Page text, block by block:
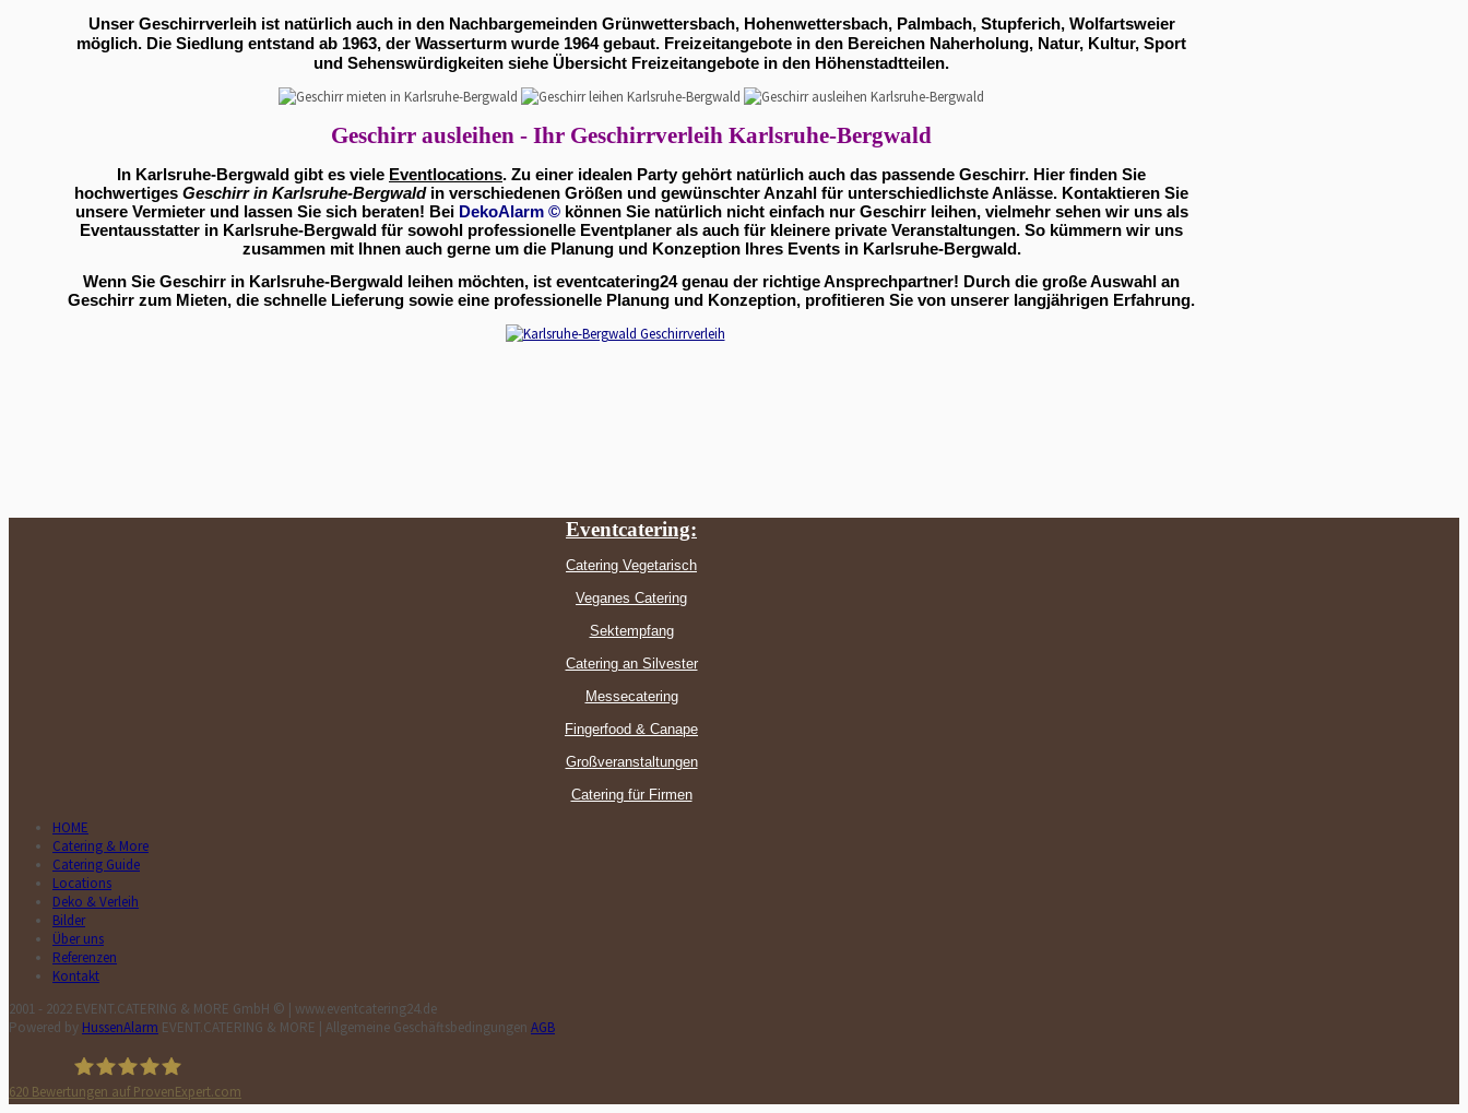
Unser Geschirrverleih ist natürlich auch in den Nachbargemeinden Grünwettersbach, Hohenwettersbach, Palmbach, Stupferich, Wolfartsweier
möglich. Die Siedlung entstand ab 1963, der Wasserturm wurde 1964 gebaut. Freizeitangebote in den Bereichen Naherholung, Natur, Kultur, Sport
und Sehenswürdigkeiten siehe Übersicht Freizeitangebote in den Höhenstadtteilen.
Geschirr ausleihen - Ihr Geschirrverleih Karlsruhe-Bergwald
In Karlsruhe-Bergwald gibt es viele Eventlocations. Zu einer idealen Party gehört natürlich auch das passende Geschirr. Hier finden Sie
hochwertiges Geschirr in Karlsruhe-Bergwaldin verschiedenen Größen und gewünschter Anzahl für unterschiedlichste Anlässe. Kontaktieren Sie
unsere Vermieter und lassen Sie sich beraten! Bei DekoAlarm ©können Sie natürlich nicht einfach nur Geschirr leihen, vielmehr sehen wir uns als
Eventausstatter in Karlsruhe-Bergwald für sowohl professionelle Eventplaner als auch für kleinere private Veranstaltungen. So kümmern wir uns
zusammen mit Ihnen auch gerne um die Planung und Konzeption Ihres Events in Karlsruhe-Bergwald.
Wenn Sie Geschirr in Karlsruhe-Bergwald leihen möchten, ist eventcatering24 genau der richtige Ansprechpartner! Durch die große Auswahl an
Geschirr zum Mieten, die schnelle Lieferung sowie eine professionelle Planung und Konzeption, profitieren Sie von unserer langjährigen Erfahrung.
Eventcatering:
Catering Vegetarisch
Veganes Catering
Sektempfang
Catering an Silvester
Messecatering
Fingerfood & Canape
Großveranstaltungen
Catering für Firmen
HOME
Catering & More
Catering Guide
Locations
Deko & Verleih
Bilder
Über uns
Referenzen
Kontakt
2001 - 2022 EVENT.CATERING & MORE GmbH © | www.eventcatering24.de
Powered by HussenAlarm EVENT.CATERING & MORE | Allgemeine Geschäftsbedingungen AGB
620 Bewertungen auf ProvenExpert.com